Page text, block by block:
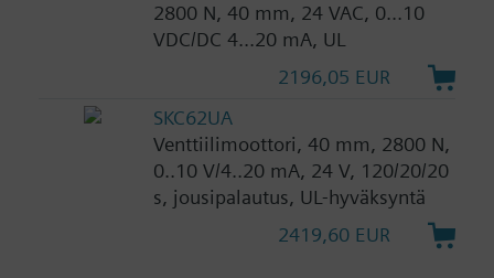
2800 N, 40 mm, 24 VAC, 0...10
VDC/DC 4...20 mA, UL
2196,05 EUR
SKC62UA
Venttiilimoottori, 40 mm, 2800 N,
0..10 V/4..20 mA, 24 V, 120/20/20
s, jousipalautus, UL-hyväksyntä
2419,60 EUR